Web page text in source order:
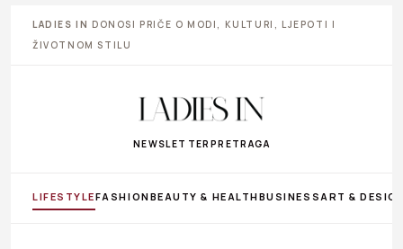
LADIES IN DONOSI PRIČE O MODI, KULTURI, LJEPOTI I
ŽIVOTNOM STILU
NEWSLETTER PRETRAGA
LIFESTYLEFASHIONBEAUTY & HEALTHBUSINESS ART &